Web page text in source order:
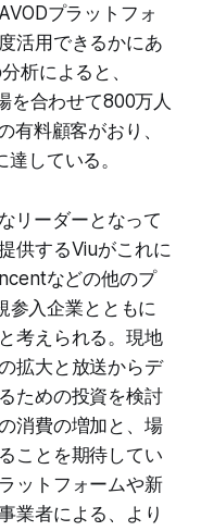
プラットフォ
活用できるかにあ
析によると、
を合わせて800万人
有料顧客がおり、
している。
リーダーとなって
供するViuがこれに
などの他のプ
参入企業とともに
考えられる。現地
拡大と放送からデ
ための投資を検討
消費の増加と、場
ことを期待してい
ットフォームや新
業者による、より